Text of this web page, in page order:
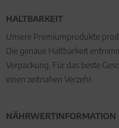
HALTBARKEIT
Unsere Premiumprodukte
Die genaue Haltbarkeit
Verpackung. Für das beste
einen zeitnahen Verzehr.
NÄHRWERTINFORMATION